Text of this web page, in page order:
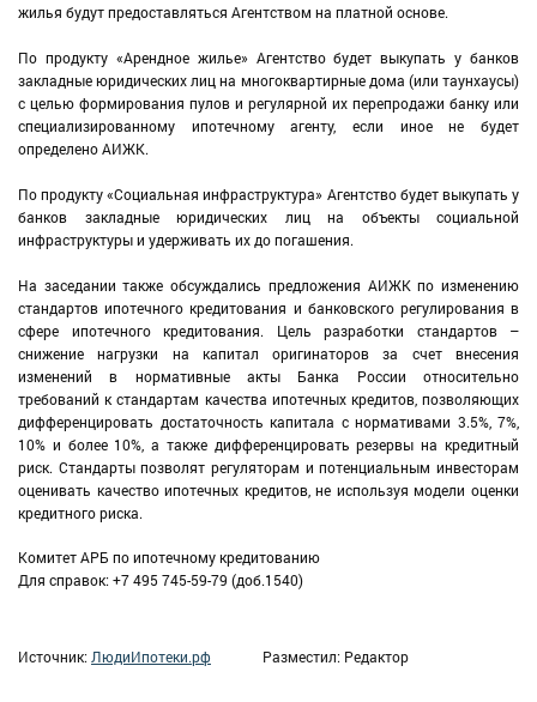
жилья будут предоставляться Агентством на платной основе.
По продукту «Арендное жилье» Агентство будет выкупать у банков
закладные юридических лиц на многоквартирные дома (или таунхаусы)
с целью формирования пулов и регулярной их перепродажи банку или
специализированному ипотечному агенту, если иное не будет
определено АИЖК.
По продукту «Социальная инфраструктура» Агентство будет выкупать у
банков закладные юридических лиц на объекты социальной
инфраструктуры и удерживать их до погашения.
На заседании также обсуждались предложения АИЖК по изменению
стандартов ипотечного кредитования и банковского регулирования в
сфере ипотечного кредитования. Цель разработки стандартов –
снижение нагрузки на капитал оригинаторов за счет внесения
изменений в нормативные акты Банка России относительно
требований к стандартам качества ипотечных кредитов, позволяющих
дифференцировать достаточность капитала с нормативами 3.5%, 7%,
10% и более 10%, а также дифференцировать резервы на кредитный
риск. Стандарты позволят регуляторам и потенциальным инвесторам
оценивать качество ипотечных кредитов, не используя модели оценки
кредитного риска.
Комитет АРБ по ипотечному кредитованию
Для справок: +7 495 745-59-79 (доб.1540)
Источник: ЛюдиИпотеки.рф Разместил: Редактор